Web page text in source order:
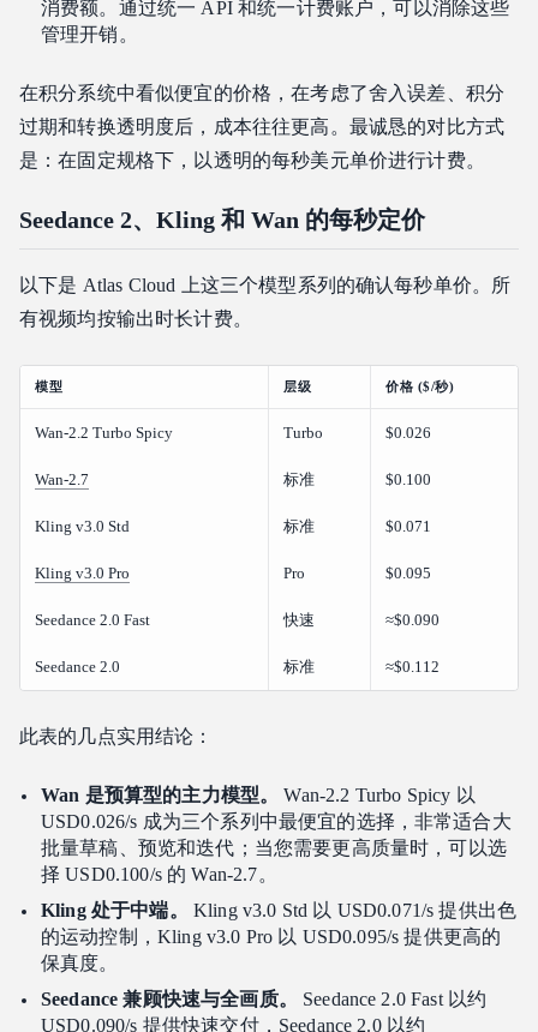
消费额。通过统一 API 和统一计费账户，可以消除这些
管理开销。
在积分系统中看似便宜的价格，在考虑了舍入误差、积分
过期和转换透明度后，成本往往更高。最诚恳的对比方式
是：在固定规格下，以透明的每秒美元单价进行计费。
Seedance 2、Kling 和 Wan 的每秒定价
以下是 Atlas Cloud 上这三个模型系列的确认每秒单价。所
有视频均按输出时长计费。
模型 层级 价格 ($/秒)
Wan-2.2 Turbo Spicy Turbo $0.026
Wan-2.7 标准 $0.100
Kling v3.0 Std 标准 $0.071
Kling v3.0 Pro Pro $0.095
Seedance 2.0 Fast 快速 ≈$0.090
Seedance 2.0 标准 ≈$0.112
此表的几点实用结论：
Wan 是预算型的主力模型。
Wan-2.2 Turbo Spicy 以
USD0.026/s 成为三个系列中最便宜的选择，非常适合大
批量草稿、预览和迭代；当您需要更高质量时，可以选
择 USD0.100/s 的 Wan-2.7。
Kling 处于中端。
Kling v3.0 Std 以 USD0.071/s 提供出色
的运动控制，Kling v3.0 Pro 以 USD0.095/s 提供更高的
保真度。
Seedance 兼顾快速与全画质。
Seedance 2.0 Fast 以约
USD0.090/s 提供快速交付，Seedance 2.0 以约